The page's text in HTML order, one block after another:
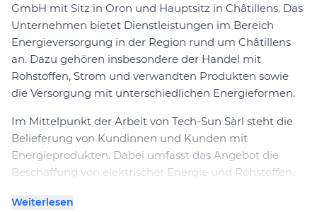
GmbH mit Sitz in Oron und Hauptsitz in Châtillens. Das
Unternehmen bietet Dienstleistungen im Bereich
Energieversorgung in der Region rund um Châtillens
an. Dazu gehören insbesondere der Handel mit
Rohstoffen, Strom und verwandten Produkten sowie
die Versorgung mit unterschiedlichen Energieformen.
Im Mittelpunkt der Arbeit von Tech-Sun Sàrl steht die
Belieferung von Kundinnen und Kunden mit
Energieprodukten. Dabei umfasst das Angebot die
Beschaffung von elektrischer Energie und Rohstoffen,
notwendig sind. Das Unternehmen agiert nicht nur
Weiterlesen